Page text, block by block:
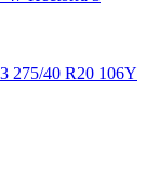
275/40 R20 106Y